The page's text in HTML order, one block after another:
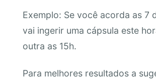
Exemplo: Se você acorda as 7
vai ingerir uma cápsula este
outra as 15h.
Para melhores resultados a